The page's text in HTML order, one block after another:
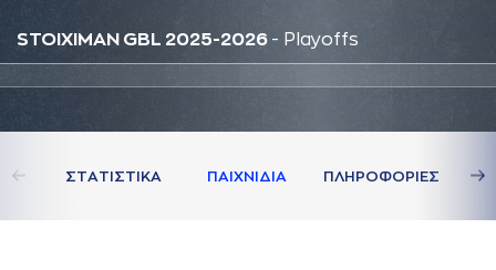
STOIXIMAN GBL 2025-2026 - Playoffs
ΣΤAΤΙΣΤΙΚA ΠAΙΧΝΙΔΙA ΠΛΗΡΟΦΟΡΙΕΣ